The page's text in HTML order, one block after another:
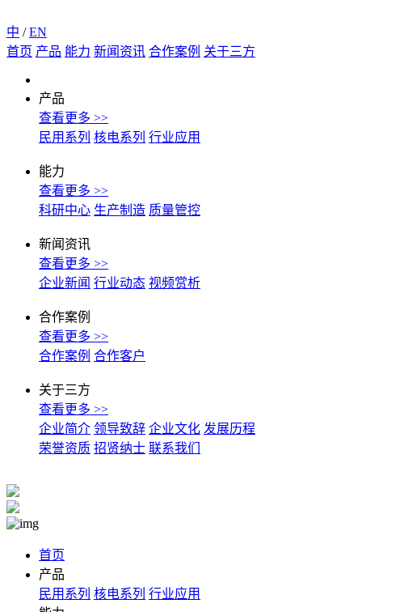
中 /EN
首页 产品 能力 新闻资讯 合作案例 关于三方
产品
查看更多 >>
民用系列 核电系列 行业应用
能力
查看更多 >>
科研中心 生产制造 质量管控
新闻资讯
查看更多 >>
企业新闻 行业动态 视频赏析
合作案例
查看更多 >>
合作案例 合作客户
关于三方
查看更多 >>
企业简介 领导致辞 企业文化 发展历程
荣誉资质 招贤纳士 联系我们
首页
产品
民用系列 核电系列 行业应用